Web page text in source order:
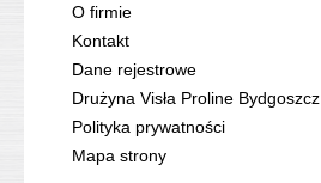
O firmie
Kontakt
Dane rejestrowe
Drużyna Visła Proline Bydgoszcz
Polityka prywatności
Mapa strony